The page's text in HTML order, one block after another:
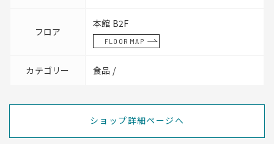
フロア
本館 B2F
FLOOR MAP
カテゴリー 食品 /
ショップ詳細ページへ